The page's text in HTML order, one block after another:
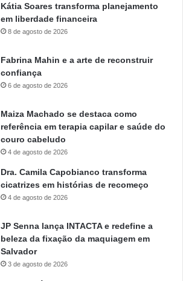
Kátia Soares transforma planejamento
em liberdade financeira
8 de agosto de 2026
Fabrina Mahin e a arte de reconstruir
confiança
6 de agosto de 2026
Maiza Machado se destaca como
referência em terapia capilar e saúde do
couro cabeludo
4 de agosto de 2026
Dra. Camila Capobianco transforma
cicatrizes em histórias de recomeço
4 de agosto de 2026
JP Senna lança INTACTA e redefine a
beleza da fixação da maquiagem em
Salvador
3 de agosto de 2026